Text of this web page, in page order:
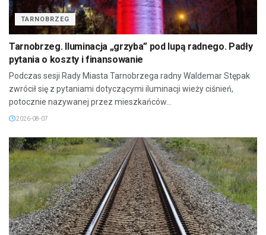
TARNOBRZEG
Tarnobrzeg. Iluminacja „grzyba” pod lupą radnego. Padły
pytania o koszty i finansowanie
Podczas sesji Rady Miasta Tarnobrzega radny Waldemar Stępak
zwrócił się z pytaniami dotyczącymi iluminacji wieży ciśnień,
potocznie nazywanej przez mieszkańców...
2026-08-07